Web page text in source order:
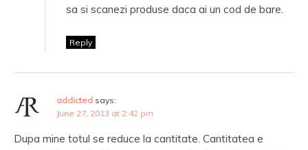
sa si scanezi produse daca ai un cod de bare.
Reply
addicted says:
June 27, 2013 at 2:42 pm
Dupa mine totul se reduce la cantitate. Cantitatea e